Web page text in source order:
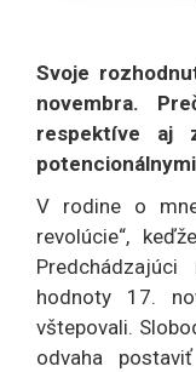
Svoje
novembra.
respektíve aj
V rodine o
revolúcie“,
hodnoty 17.
vštepovali.
odvaha